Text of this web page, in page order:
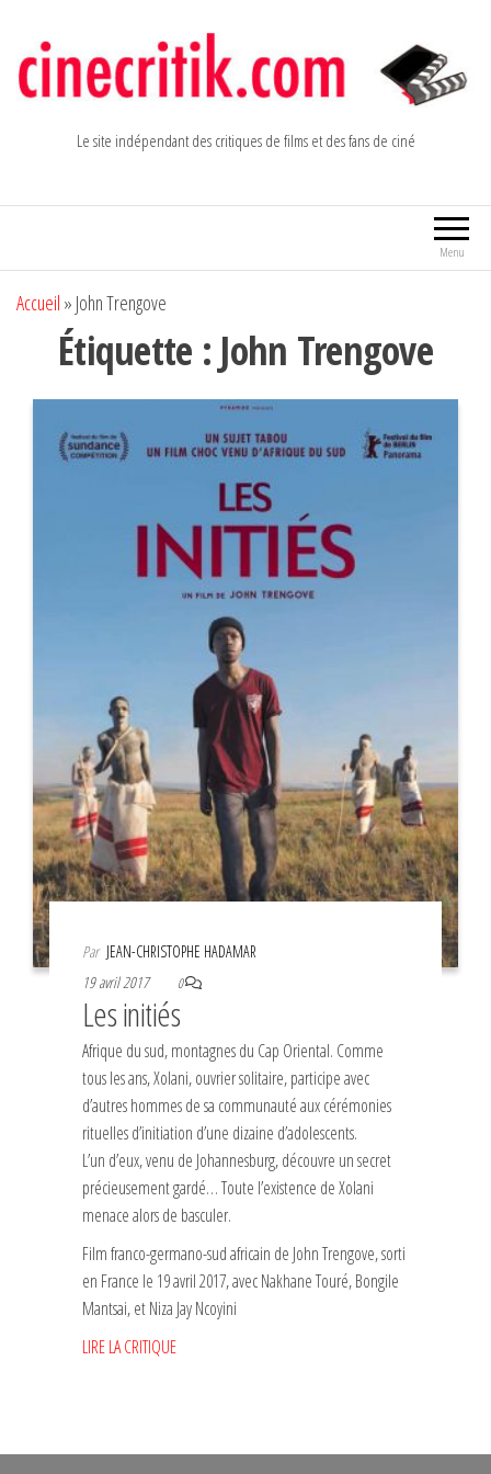
contenu
Le site indépendant des critiques de films et des fans de ciné
Menu
Accueil » John Trengove
Étiquette : John Trengove
Par JEAN-CHRISTOPHE HADAMAR
19 avril 2017
0
Les initiés
Afrique du sud, montagnes du Cap Oriental. Comme
tous les ans, Xolani, ouvrier solitaire, participe avec
d’autres hommes de sa communauté aux cérémonies
rituelles d’initiation d’une dizaine d’adolescents.
L’un d’eux, venu de Johannesburg, découvre un secret
précieusement gardé… Toute l’existence de Xolani
menace alors de basculer.
Film franco-germano-sud africain de John Trengove, sorti
en France le 19 avril 2017, avec Nakhane Touré, Bongile
Mantsai, et Niza Jay Ncoyini
LIRE LA CRITIQUE